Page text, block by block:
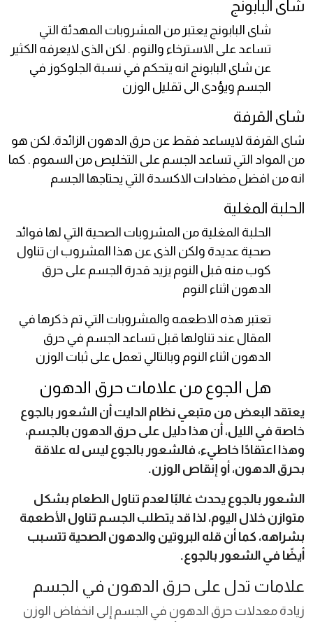
شاى البابونج
شاى البابونج يعتبر من المشروبات المهدئة التي
تساعد على الاسترخاء والنوم . لكن الذى لايعرفه الكثير
عن شاى البابونج انه يتحكم في نسبة الجلوكوز في
الجسم ويؤدى الى تقليل الوزن
شاى القرفة
شاى القرفة لايساعد فقط عن حرق الدهون الزائدة. لكن هو
من المواد التي تساعد الجسم على التخليص من السموم . كما
انه من افضل مضادات الاكسدة التي يحتاجها الجسم
الحلبة المغلية
الحلبة المغلية من المشروبات الصحية التي لها فوائد
صحية عديدة ولكن الذى عن هذا المشروب ان تناول
كوب منه قبل النوم يزيد قدرة الجسم على حرق
الدهون اثناء النوم
تعتبر هذه الاطعمه والمشروبات التي تم ذكرها في
المقال عند تناولها قبل تساعد الجسم في حرق
الدهون اثناء النوم وبالتالي تعمل على ثبات الوزن
هل الجوع من علامات حرق الدهون
يعتقد البعض من متبعي نظام الدايت أن الشعور بالجوع
خاصة في الليل، أن هذا دليل على حرق الدهون بالجسم،
وهذا اعتقادًا خاطيء، فالشعور بالجوع ليس له علاقة
بحرق الدهون، أو إنقاص الوزن.
الشعور بالجوع يحدث غالبًا لعدم تناول الطعام بشكل
متوازن خلال اليوم، لذا قد يتطلب الجسم تناول الأطعمة
بشراهه، كما أن قله البروتين والدهون الصحية تتسبب
أيضًا في الشعور بالجوع.
علامات تدل على حرق الدهون في الجسم
زيادة معدلات حرق الدهون في الجسم إلى انخفاض الوزن